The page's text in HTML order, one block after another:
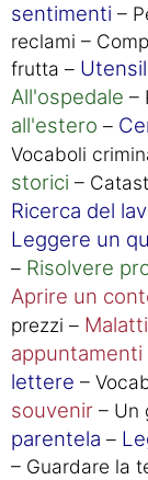
sentimenti –
reclami –
frutta –
All'ospedale –
all'estero –
Vocaboli
storici –
Ricerca del
Leggere un
– Risolvere
Aprire un
prezzi –
appuntamenti
lettere –
souvenir – Un
parentela –
– Guardare la